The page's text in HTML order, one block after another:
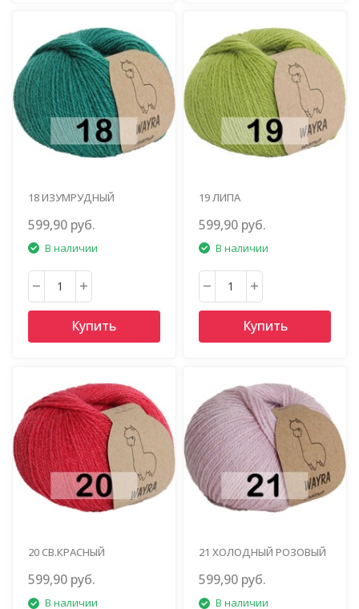
18 ИЗУМРУДНЫЙ
599,90 руб.
В наличии
Купить
19 ЛИПА
599,90 руб.
В наличии
Купить
20 СВ.КРАСНЫЙ
599,90 руб.
В наличии
21 ХОЛОДНЫЙ РОЗОВЫЙ
599,90 руб.
В наличии